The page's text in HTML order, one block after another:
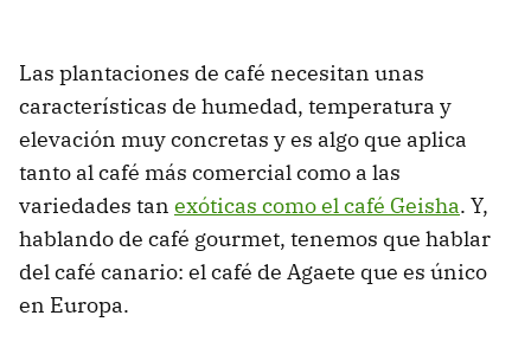
Las plantaciones de café necesitan unas
características de humedad, temperatura y
elevación muy concretas y es algo que aplica
tanto al café más comercial como a las
variedades tan exóticas como el café Geisha. Y,
hablando de café gourmet, tenemos que hablar
del café canario: el café de Agaete que es único
en Europa.